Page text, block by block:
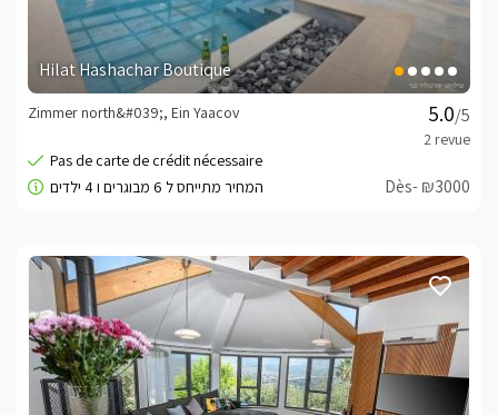
Hilat Hashachar Boutique
/5
Zimmer north&#039;, Ein Yaacov
Dès- ₪3000